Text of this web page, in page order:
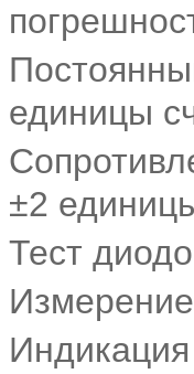
единицы
±2
Тест